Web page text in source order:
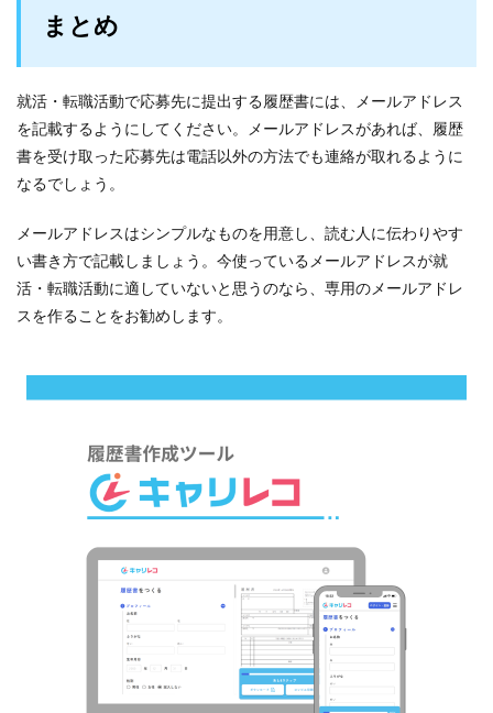
まとめ
就活・転職活動で応募先に提出する履歴書には、メールアドレス
を記載するようにしてください。メールアドレスがあれば、履歴
書を受け取った応募先は電話以外の方法でも連絡が取れるように
なるでしょう。
メールアドレスはシンプルなものを用意し、読む人に伝わりやす
い書き方で記載しましょう。今使っているメールアドレスが就
活・転職活動に適していないと思うのなら、専用のメールアドレ
スを作ることをお勧めします。